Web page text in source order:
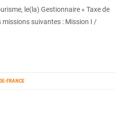
le(la) Gestionnaire « Taxe de
missions suivantes : Mission I /
FRANCE